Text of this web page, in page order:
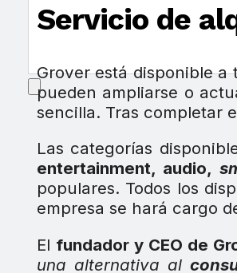
Servicio de
Grover está disponible
pueden ampliarse o
sencilla. Tras completar
Las categorías
entertainment, audio,
populares. Todos los
empresa se hará cargo
El fundador y CEO de
una alternativa al